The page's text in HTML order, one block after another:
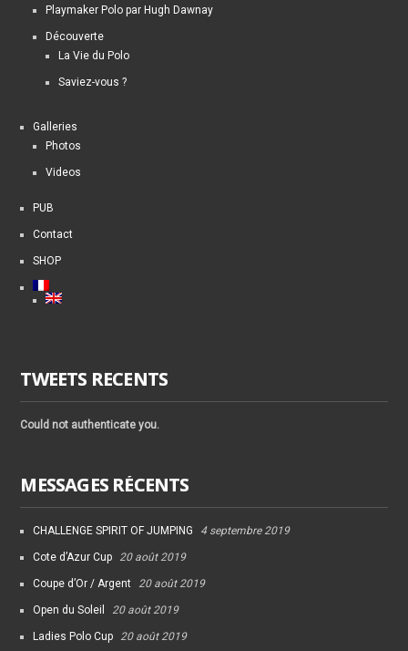
Playmaker Polo par Hugh Dawnay
Découverte
La Vie du Polo
Saviez-vous ?
Galleries
Photos
Videos
PUB
Contact
SHOP
TWEETS RECENTS
Could not authenticate you.
MESSAGES RÉCENTS
CHALLENGE SPIRIT OF JUMPING 4 septembre 2019
Cote d’Azur Cup 20 août 2019
Coupe d’Or / Argent 20 août 2019
Open du Soleil 20 août 2019
Ladies Polo Cup 20 août 2019